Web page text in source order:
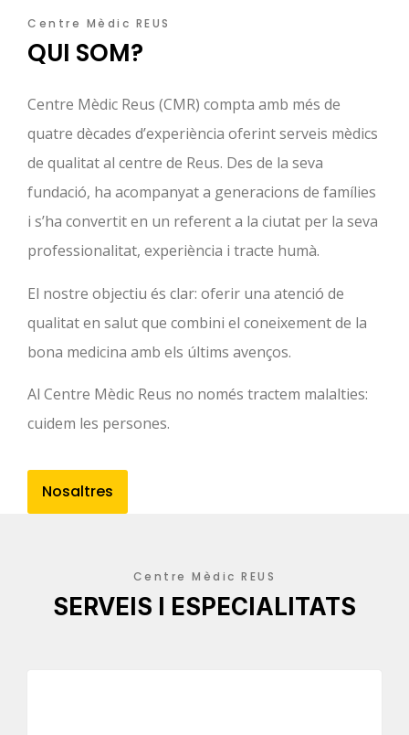
Centre Mèdic REUS
QUI SOM?
Centre Mèdic Reus (CMR) compta amb més de
quatre dècades d’experiència oferint serveis mèdics
de qualitat al centre de Reus. Des de la seva
fundació, ha acompanyat a generacions de famílies
i s’ha convertit en un referent a la ciutat per la seva
professionalitat, experiència i tracte humà.
El nostre objectiu és clar: oferir una atenció de
qualitat en salut que combini el coneixement de la
bona medicina amb els últims avenços.
Al Centre Mèdic Reus no només tractem malalties:
cuidem les persones.
Nosaltres
Centre Mèdic REUS
SERVEIS I ESPECIALITATS